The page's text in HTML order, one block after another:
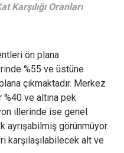
Karşılığı Oranları
ön plana
%55 ve üstüne
çıkmaktadır. Merkez
%40 ve altına pek
illerinde ise genel
ayrışabilmiş görünmüyor.
karşılaşılabilecek alt ve